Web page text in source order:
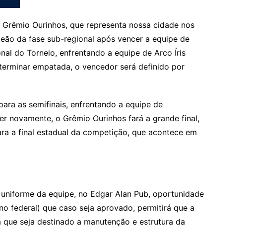
Ourinhos, que representa nossa cidade nos
da fase sub-regional após vencer a equipe de
do Torneio, enfrentando a equipe de Arco Íris
empatada, o vencedor será definido por
as semifinais, enfrentando a equipe de
novamente, o Grêmio Ourinhos fará a grande final,
a final estadual da competição, que acontece em
da equipe, no Edgar Alan Pub, oportunidade
federal) que caso seja aprovado, permitirá que a
seja destinado a manutenção e estrutura da